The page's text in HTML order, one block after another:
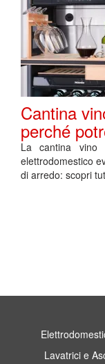
Cantina
perché
La cantina vino
elettrodomestico
di arredo: scopri
Lavatrici e